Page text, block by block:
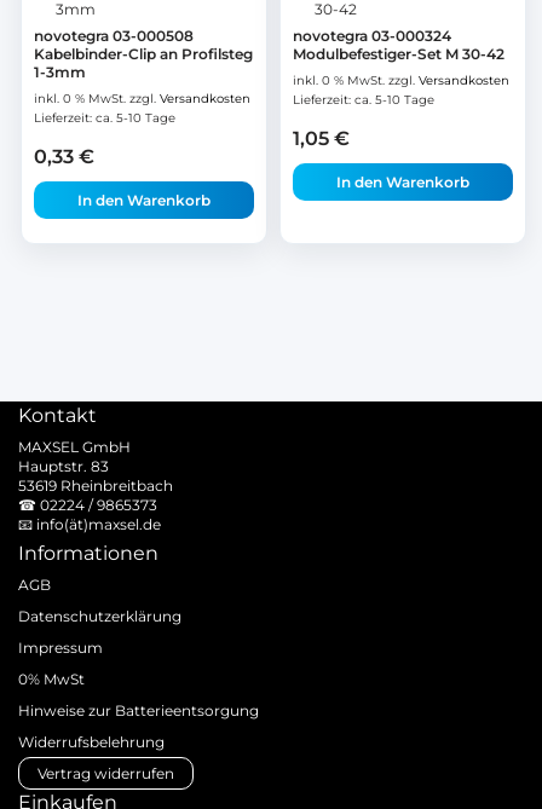
novotegra 03-000508
Kabelbinder-Clip an Profilsteg
1-3mm
inkl. 0 % MwSt. zzgl. Versandkosten
Lieferzeit: ca. 5-10 Tage
0,33 €
In den Warenkorb
novotegra 03-000324
Modulbefestiger-Set M 30-42
inkl. 0 % MwSt. zzgl. Versandkosten
Lieferzeit: ca. 5-10 Tage
1,05 €
In den Warenkorb
Kontakt
MAXSEL GmbH
Hauptstr. 83
53619 Rheinbreitbach
☎ 02224 / 9865373
📧 info(ät)maxsel.de
Informationen
AGB
Datenschutzerklärung
Impressum
0% MwSt
Hinweise zur Batterieentsorgung
Widerrufsbelehrung
Vertrag widerrufen
Einkaufen